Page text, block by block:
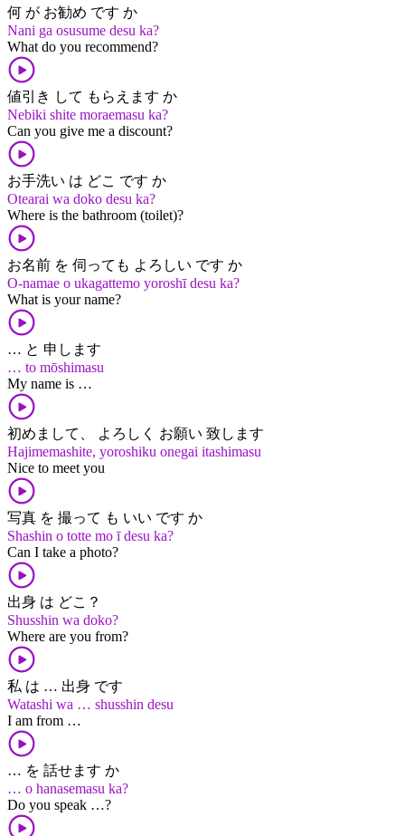
何 が お勧め です か
Nani ga osusume desu ka?
What do you recommend?
値引き して もらえます か
Nebiki shite moraemasu ka?
Can you give me a discount?
お手洗い は どこ です か
Otearai wa doko desu ka?
Where is the bathroom (toilet)?
お名前 を 伺っても よろしい です か
O-namae o ukagattemo yoroshī desu ka?
What is your name?
… と 申します
… to mōshimasu
My name is …
初めまして、 よろしく お願い 致します
Hajimemashite, yoroshiku onegai itashimasu
Nice to meet you
写真 を 撮って も いい です か
Shashin o totte mo ī desu ka?
Can I take a photo?
出身 は どこ？
Shusshin wa doko?
Where are you from?
私 は … 出身 です
Watashi wa … shusshin desu
I am from …
… を 話せます か
… o hanasemasu ka?
Do you speak …?